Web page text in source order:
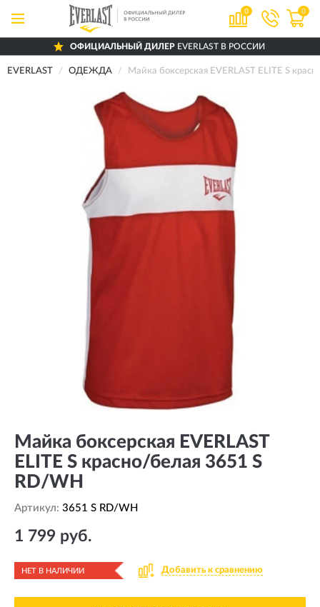
0 0
ОФИЦИАЛЬНЫЙ ДИЛЕР EVERLAST В РОССИИ
EVERLAST ОДЕЖДА Майка боксерская EVERLAST ELITE S
Майка боксерская EVERLAST
ELITE S красно/белая 3651 S
RD/WH
Артикул: 3651 S RD/WH
1 799 руб.
НЕТ В НАЛИЧИИ Добавить к сравнению